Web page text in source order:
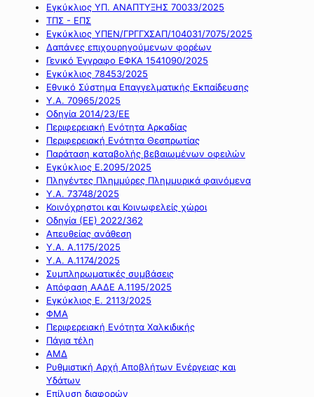
Εγκύκλιος ΥΠ. ΑΝΑΠΤΥΞΗΣ 70033/2025
ΤΠΣ - ΕΠΣ
Εγκύκλιος ΥΠΕΝ/ΓΡΓΓΧΣΑΠ/104031/7075/2025
Δαπάνες επιχουρηγούμενων φορέων
Γενικό Έγγραφο ΕΦΚΑ 1541090/2025
Εγκύκλιος 78453/2025
Εθνικό Σύστημα Επαγγελματικής Εκπαίδευσης
Υ.Α. 70965/2025
Οδηγία 2014/23/ΕΕ
Περιφερειακή Ενότητα Αρκαδίας
Περιφερειακή Ενότητα Θεσπρωτίας
Παράταση καταβολής βεβαιωμένων οφειλών
Εγκύκλιος Ε.2095/2025
Πληγέντες Πλημμύρες Πλημμυρικά φαινόμενα
Υ.Α. 73748/2025
Κοινόχρηστοι και Κοινωφελείς χώροι
Οδηγία (ΕΕ) 2022/362
Απευθείας ανάθεση
Υ.Α. Α.1175/2025
Υ.Α. Α.1174/2025
Συμπληρωματικές συμβάσεις
Απόφαση ΑΑΔΕ Α.1195/2025
Εγκύκλιος Ε. 2113/2025
ΦΜΑ
Περιφερειακή Ενότητα Χαλκιδικής
Πάγια τέλη
ΑΜΔ
Ρυθμιστική Αρχή Αποβλήτων Ενέργειας και
Υδάτων
Επίλυση διαφορών